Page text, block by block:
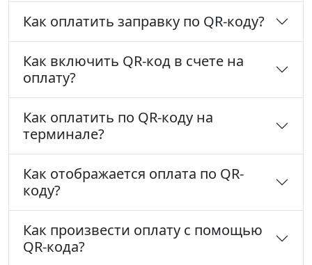
Как оплатить заправку по QR-коду?
Как включить QR-код в счете на
оплату?
Как оплатить по QR-коду на
терминале?
Как отображается оплата по QR-
коду?
Как произвести оплату с помощью
QR-кода?